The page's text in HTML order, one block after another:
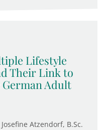
Lifestyle
Their Link to
Adult
Atzendorf, B.Sc.